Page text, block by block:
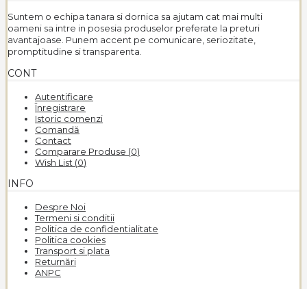
Suntem o echipa tanara si dornica sa ajutam cat mai multi
oameni sa intre in posesia produselor preferate la preturi
avantajoase. Punem accent pe comunicare, seriozitate,
promptitudine si transparenta.
CONT
Autentificare
Înregistrare
Istoric comenzi
Comandă
Contact
Comparare Produse (0)
Wish List (0)
INFO
Despre Noi
Termeni si conditii
Politica de confidentialitate
Politica cookies
Transport si plata
Returnări
ANPC